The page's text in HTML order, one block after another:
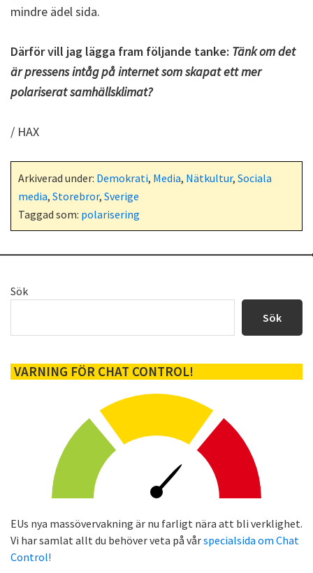
mindre ädel sida.
Därför vill jag lägga fram följande tanke: Tänk om det
är pressens intåg på internet som skapat ett mer
polariserat samhällsklimat?
/ HAX
Arkiverad under: Demokrati, Media, Nätkultur, Sociala
media, Storebror, Sverige
Taggad som: polarisering
Primärt
Sök
Sök
VARNING FÖR CHAT CONTROL!
EUs nya massövervakning är nu farligt nära att bli verklighet.
Vi har samlat allt du behöver veta på vårspecialsida om Chat
Control!